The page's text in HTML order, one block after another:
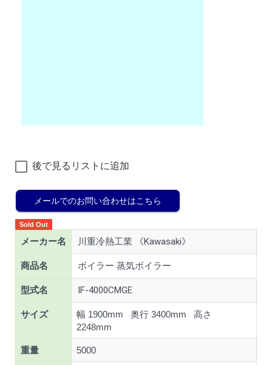
後で見るリストに追加
メールでのお問い合わせはこちら
Sold Out
メーカー名 川重冷熱工業 《Kawasaki》
商品名 ボイラー 蒸気ボイラー
型式名 IF-4000CMGE
サイズ
幅 1900mm 奥行 3400mm 高さ
2248mm
重量 5000